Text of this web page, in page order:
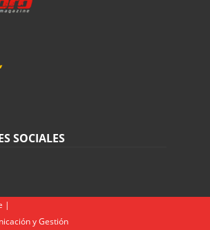
SOCIALES
|
y Gestión